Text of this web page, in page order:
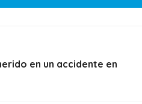
en un accidente en